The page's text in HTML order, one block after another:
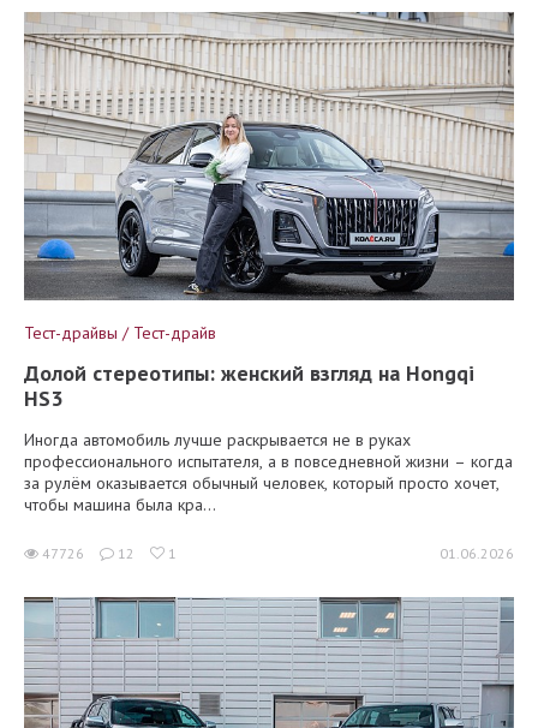
Тест-драйвы / Тест-драйв
Долой стереотипы: женский взгляд на Hongqi
HS3
Иногда автомобиль лучше раскрывается не в руках
профессионального испытателя, а в повседневной жизни – когда
за рулём оказывается обычный человек, который просто хочет,
чтобы машина была кра...
47726 12 1 01.06.2026